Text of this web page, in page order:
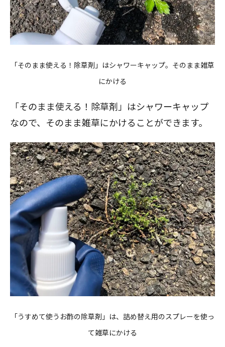
「そのまま使える！除草剤」はシャワーキャップ。そのまま雑草
にかける
「そのまま使える！除草剤」はシャワーキャップ
なので、そのまま雑草にかけることができます。
「うすめて使うお酢の除草剤」は、詰め替え用のスプレーを使っ
て雑草にかける